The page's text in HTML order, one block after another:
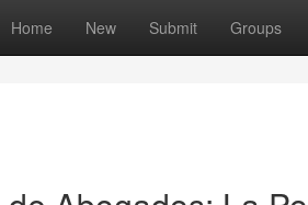
Home New Submit Groups